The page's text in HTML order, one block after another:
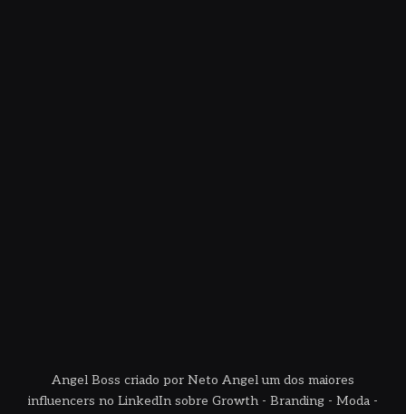
Angel Boss criado por Neto Angel um dos maiores
influencers no LinkedIn sobre Growth - Branding - Moda -